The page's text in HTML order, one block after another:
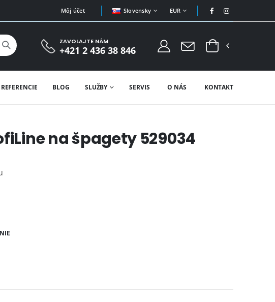
Môj účet Slovensky EUR
ZAVOLAJTE NÁM
+421 2 436 38 846
KONTAKT
O NÁS
SERVIS
SLUŽBY
BLOG
REFERENCIE
na špagety 529034